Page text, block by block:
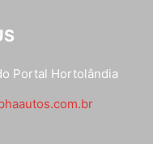
Portal Hortolândia